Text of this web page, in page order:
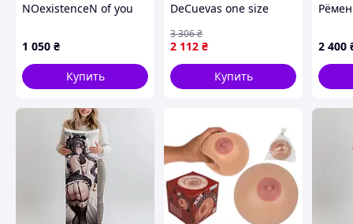
NOexistenceN of you
обнимашка) 100*33 см
1 050 ₴
Купить
DeCuevas one size
2 112 ₴
3 306₴
Купить
2 400